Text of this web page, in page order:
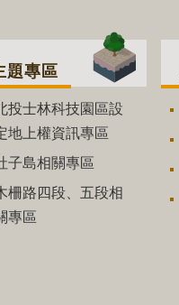
題專區
投士林科技園區設
地上權資訊專區
子島相關專區
柵路四段、五段相
專區